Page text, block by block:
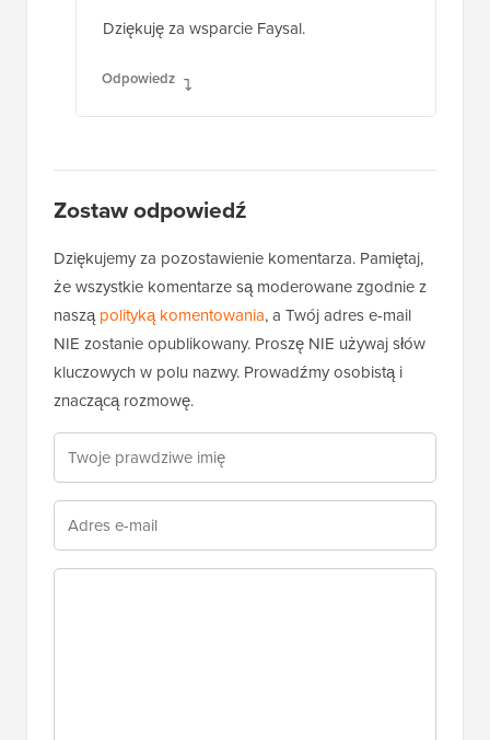
Dziękuję za wsparcie Faysal.
Odpowiedz
Zostaw odpowiedź
Dziękujemy za pozostawienie komentarza. Pamiętaj,
że wszystkie komentarze są moderowane zgodnie z
nasząpolityką komentowania, a Twój adres e-mail
NIE zostanie opublikowany. Proszę NIE używaj słów
kluczowych w polu nazwy. Prowadźmy osobistą i
znaczącą rozmowę.